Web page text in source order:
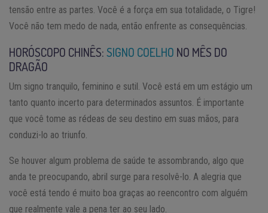
tensão entre as partes. Você é a força em sua totalidade, o Tigre!
Você não tem medo de nada, então enfrente as consequências.
HORÓSCOPO CHINÊS:SIGNO COELHO NO MÊS DO
DRAGÃO
Um signo tranquilo, feminino e sutil. Você está em um estágio um
tanto quanto incerto para determinados assuntos. É importante
que você tome as rédeas de seu destino em suas mãos, para
conduzi-lo ao triunfo.
Se houver algum problema de saúde te assombrando, algo que
anda te preocupando, abril surge para resolvê-lo. A alegria que
você está tendo é muito boa graças ao reencontro com alguém
que realmente vale a pena ter ao seu lado.